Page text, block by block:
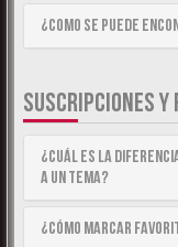
¿Como se puede
SUSCRIPCIONES Y
¿Cuál es la
a un tema?
¿Cómo marcar